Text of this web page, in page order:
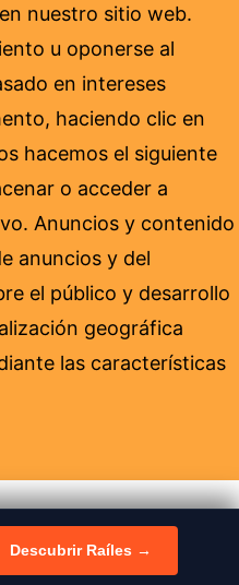
Descubrir Raíles →
nuestro sitio web.
u oponerse al
en intereses
haciendo clic en
hacemos el siguiente
o acceder a
Anuncios y contenido
anuncios y del
el público y desarrollo
geográfica
las características